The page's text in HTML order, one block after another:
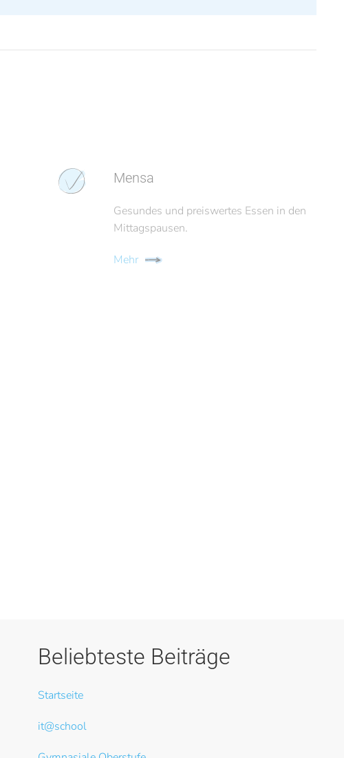
Mensa
Gesundes und preiswertes Essen in den
Mittagspausen.
Mehr
Beliebteste Beiträge
Startseite
it@school